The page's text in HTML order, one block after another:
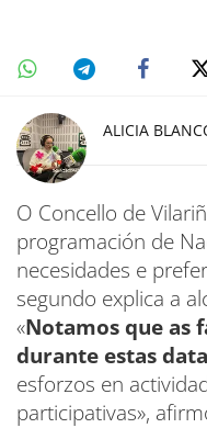
ALICIA
O Concello de
programación de
necesidades e
segundo explica a
«Notamos que as
durante estas
esforzos en
participativas»,